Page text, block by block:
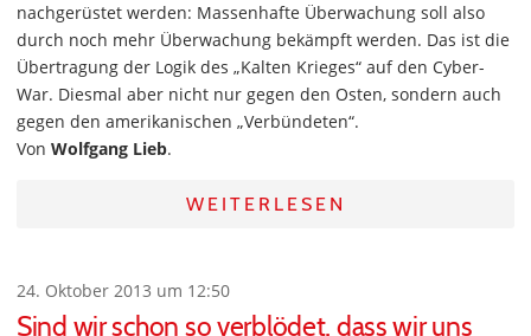
nachgerüstet werden: Massenhafte Überwachung soll also
durch noch mehr Überwachung bekämpft werden. Das ist die
Übertragung der Logik des „Kalten Krieges“ auf den Cyber-
War. Diesmal aber nicht nur gegen den Osten, sondern auch
gegen den amerikanischen „Verbündeten“.
Von Wolfgang Lieb.
WEITERLESEN
24. Oktober 2013 um 12:50
Sind wir schon so verblödet, dass wir uns